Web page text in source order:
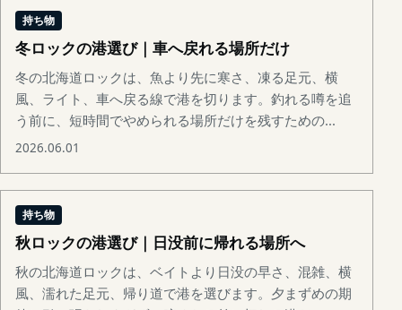
持ち物
冬ロックの港選び｜車へ戻れる場所だけ
冬の北海道ロックは、魚より先に寒さ、凍る足元、横
風、ライト、車へ戻る線で港を切ります。釣れる噂を追
う前に、短時間でやめられる場所だけを残すための...
2026.06.01
持ち物
秋ロックの港選び｜日没前に帰れる場所へ
秋の北海道ロックは、ベイトより日没の早さ、混雑、横
風、濡れた足元、帰り道で港を選びます。夕まずめの期